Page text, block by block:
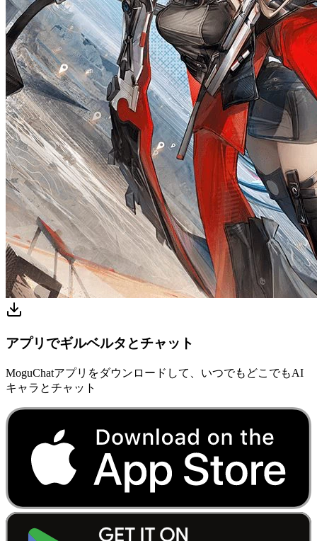
アプリでギルベルタとチャット
MoguChatアプリをダウンロードして、いつでもどこでもAI
キャラとチャット